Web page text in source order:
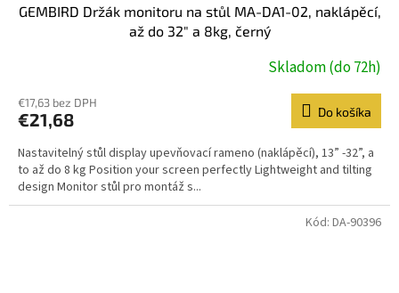
GEMBIRD Držák monitoru na stůl MA-DA1-02, naklápěcí,
až do 32" a 8kg, černý
Skladom (do 72h)
€17,63 bez DPH
€21,68 Do košíka
Nastavitelný stůl display upevňovací rameno (naklápěcí), 13” -32”, a
to až do 8 kg Position your screen perfectly Lightweight and tilting
design Monitor stůl pro montáž s...
Kód: DA-90396